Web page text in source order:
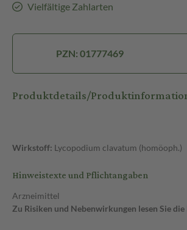
Vielfältige Zahlarten
PZN: 01777469
Produktdetails/
Wirkstoff: Lycopodium clavatum (homöoph.)
Hinweistexte und Pflichtangaben
Arzneimittel
Zu Risiken und Nebenwirkungen lesen Sie